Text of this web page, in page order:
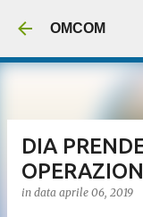
OMCOM
DIA
in data aprile 06, 2019